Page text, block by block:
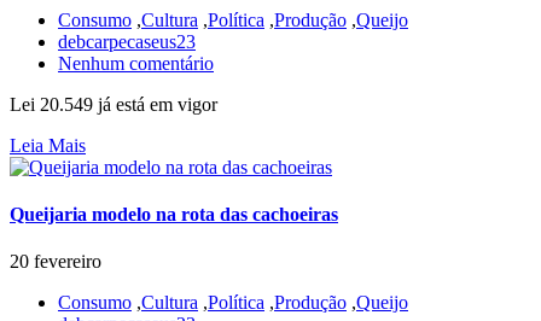
Consumo ,Cultura ,Política ,Produção ,Queijo
debcarpecaseus23
Nenhum comentário
Lei 20.549 já está em vigor
Leia Mais
Queijaria modelo na rota das cachoeiras
20 fevereiro
Consumo ,Cultura ,Política ,Produção ,Queijo